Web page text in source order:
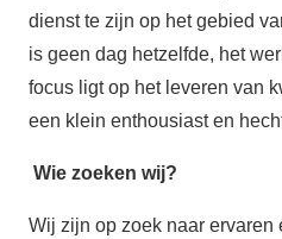
dienst te zijn op het gebied
is geen dag hetzelfde, het
focus ligt op het leveren van
een klein enthousiast en
Wie zoeken wij?
Wij zijn op zoek naar ervaren